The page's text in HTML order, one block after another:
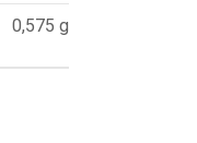
0,575 g